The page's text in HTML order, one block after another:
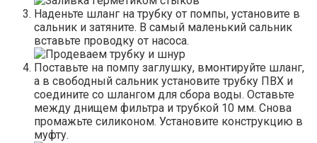
Наденьте шланг на трубку от помпы, установите в
сальник и затяните. В самый маленький сальник
вставьте проводку от насоса.
Поставьте на помпу заглушку, вмонтируйте шланг,
а в свободный сальник установите трубку ПВХ и
соедините со шлангом для сбора воды. Оставьте
между днищем фильтра и трубкой 10 мм. Снова
промажьте силиконом. Установите конструкцию в
муфту.